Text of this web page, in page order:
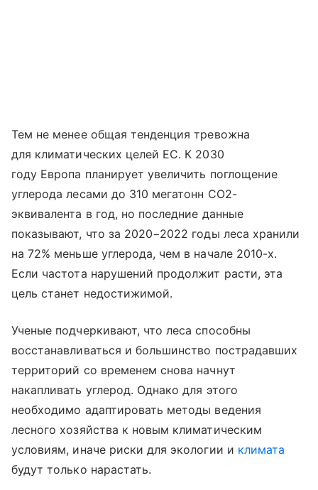
Тем не менее общая тенденция тревожна
для климатических целей ЕС. К 2030
году Европа планирует увеличить поглощение
углерода лесами до 310 мегатонн CO2-
эквивалента в год, но последние данные
показывают, что за 2020−2022 годы леса хранили
на 72% меньше углерода, чем в начале 2010-х.
Если частота нарушений продолжит расти, эта
цель станет недостижимой.
Ученые подчеркивают, что леса способны
восстанавливаться и большинство пострадавших
территорий со временем снова начнут
накапливать углерод. Однако для этого
необходимо адаптировать методы ведения
лесного хозяйства к новым климатическим
условиям, иначе риски для экологии и климата
будут только нарастать.